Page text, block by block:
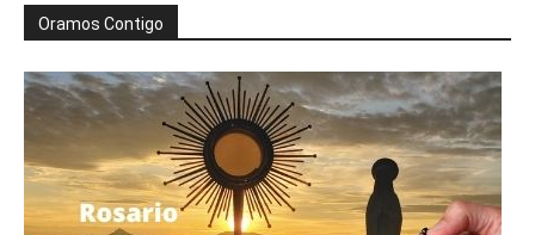
Oramos Contigo